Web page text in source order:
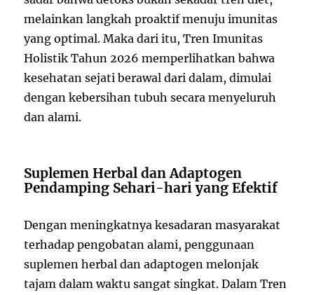
melainkan langkah proaktif menuju imunitas
yang optimal. Maka dari itu, Tren Imunitas
Holistik Tahun 2026 memperlihatkan bahwa
kesehatan sejati berawal dari dalam, dimulai
dengan kebersihan tubuh secara menyeluruh
dan alami.
Suplemen Herbal dan Adaptogen
Pendamping Sehari-hari yang Efektif
Dengan meningkatnya kesadaran masyarakat
terhadap pengobatan alami, penggunaan
suplemen herbal dan adaptogen melonjak
tajam dalam waktu sangat singkat. Dalam Tren